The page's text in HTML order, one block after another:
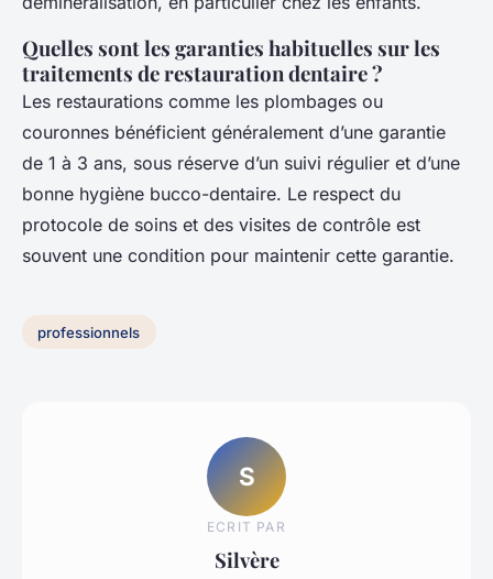
Quelles sont les garanties habituelles sur les
traitements de restauration dentaire ?
Les restaurations comme les plombages ou
couronnes bénéficient généralement d’une garantie
de 1 à 3 ans, sous réserve d’un suivi régulier et d’une
bonne hygiène bucco-dentaire. Le respect du
protocole de soins et des visites de contrôle est
souvent une condition pour maintenir cette garantie.
professionnels
S
ECRIT PAR
Silvère